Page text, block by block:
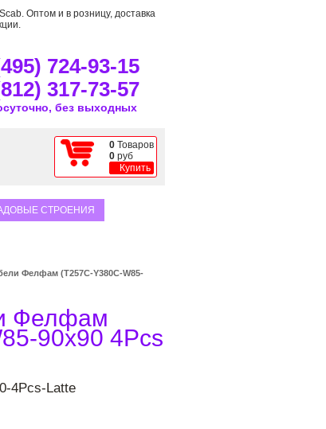
Оптом и в розницу, доставка
724-93-15
317-73-57
без выходных
0 Товаров
0 руб
Купить
СТРОЕНИЯ
Фелфам (T257C-Y380C-W85-
Фелфам
90x90 4Pcs
4Pcs-Latte